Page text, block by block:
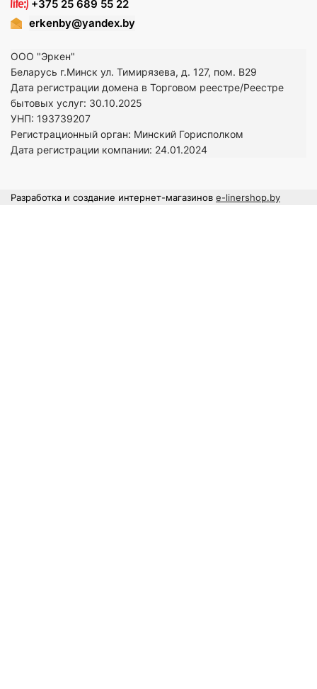
+375 25 689 55 22
erkenby@yandex.by
ООО "Эркен"
Беларусь г.Минск ул. Тимирязева, д. 127, пом. В29
Дата регистрации домена в Торговом реестре/Реестре
бытовых услуг: 30.10.2025
УНП: 193739207
Регистрационный орган: Минский Горисполком
Дата регистрации компании: 24.01.2024
Разработка и создание интернет-магазинов e-linershop.by